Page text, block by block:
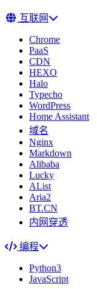
互联网
Chrome
PaaS
CDN
HEXO
Halo
Typecho
WordPress
Home Assistant
域名
Nginx
Markdown
Alibaba
Lucky
AList
Aria2
BT.CN
内网穿透
编程
Python3
JavaScript